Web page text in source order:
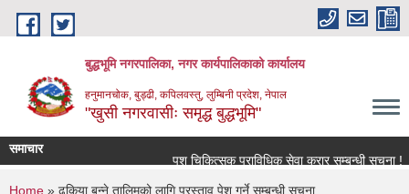
Skip to main content
बुद्धभूमि नगरपालिका, नगर कार्यपालिकाको कार्यालय
हनुमानचोक, बुड्ढी, कपिलवस्तु, लुम्बिनी प्रदेश, नेपाल
"खुसी नगरवासीः समृद्ध बुद्धभूमि"
समाचार
पशु चिकित्सक प्राविधिक सेवा करार सम्बन्धी सूचना !
Home » ढकिया बुन्ने तालिमको लागि प्रस्ताव पेश गर्ने सम्बन्धी सूचना